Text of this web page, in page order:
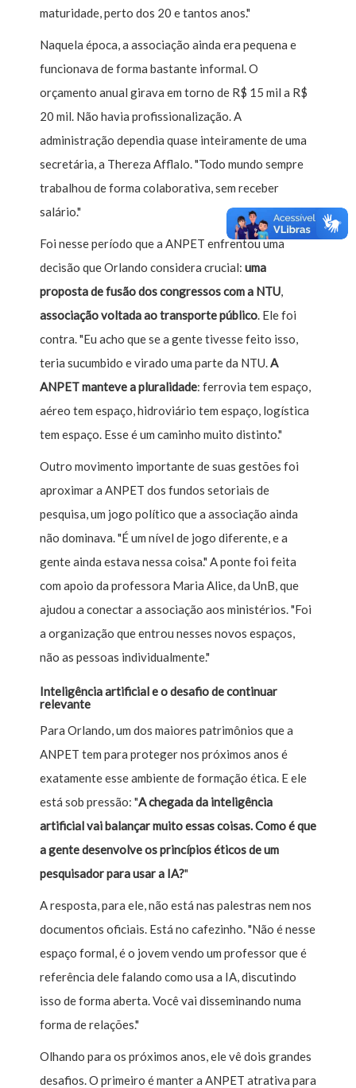
maturidade, perto dos 20 e tantos anos."
Naquela época, a associação ainda era pequena e
funcionava de forma bastante informal. O
orçamento anual girava em torno de R$ 15 mil a R$
20 mil. Não havia profissionalização. A
administração dependia quase inteiramente de uma
secretária, a Thereza Afflalo. "Todo mundo sempre
trabalhou de forma colaborativa, sem receber
salário."
Foi nesse período que a ANPET enfrentou uma
decisão que Orlando considera crucial: uma
proposta de fusão dos congressos com a NTU,
associação voltada ao transporte público. Ele foi
contra. "Eu acho que se a gente tivesse feito isso,
teria sucumbido e virado uma parte da NTU.A
ANPET manteve a pluralidade: ferrovia tem espaço,
aéreo tem espaço, hidroviário tem espaço, logística
tem espaço. Esse é um caminho muito distinto."
Outro movimento importante de suas gestões foi
aproximar a ANPET dos fundos setoriais de
pesquisa, um jogo político que a associação ainda
não dominava. "É um nível de jogo diferente, e a
gente ainda estava nessa coisa." A ponte foi feita
com apoio da professora Maria Alice, da UnB, que
ajudou a conectar a associação aos ministérios. "Foi
a organização que entrou nesses novos espaços,
não as pessoas individualmente."
Inteligência artificial e o desafio de continuar
relevante
Para Orlando, um dos maiores patrimônios que a
ANPET tem para proteger nos próximos anos é
exatamente esse ambiente de formação ética. E ele
está sob pressão: "A chegada da inteligência
artificial vai balançar muito essas coisas. Como é que
a gente desenvolve os princípios éticos de um
pesquisador para usar a IA?"
A resposta, para ele, não está nas palestras nem nos
documentos oficiais. Está no cafezinho. "Não é nesse
espaço formal, é o jovem vendo um professor que é
referência dele falando como usa a IA, discutindo
isso de forma aberta. Você vai disseminando numa
forma de relações."
Olhando para os próximos anos, ele vê dois grandes
desafios. O primeiro é manter a ANPET atrativa para